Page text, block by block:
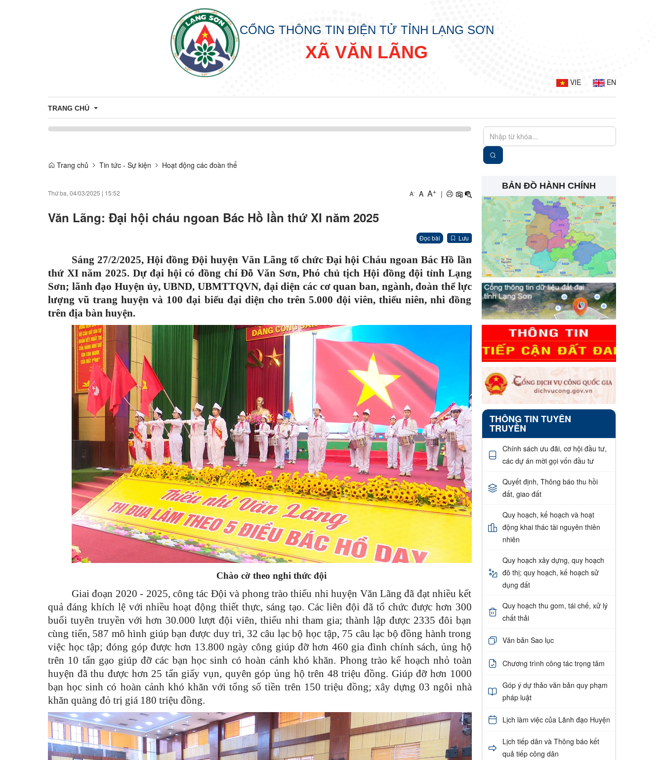
CỔNG THÔNG TIN ĐIỆN TỬ TỈNH LẠNG SƠN
XÃ VĂN LÃNG
VIE EN
TRANG CHỦ
THỦ TỤC HÀNH CHÍNH
CÔNG KHAI DANH MỤC THỦ TỤC HÀNH CHÍNH CẤP XÃ
Trang chủ Tin tức - Sự kiện Hoạt động các đoàn thể
Thứ ba, 04/03/2025 | 15:52 A- A A+ |
Văn Lãng: Đại hội cháu ngoan Bác Hồ lần thứ XI năm 2025
Đọc bài Lưu
Sáng 27/2/2025, Hội đồng Đội huyện Văn Lãng tổ chức Đại hội Cháu ngoan Bác Hồ lần
thứ XI năm 2025. Dự đại hội có đồng chí Đỗ Văn Sơn, Phó chủ tịch Hội đồng đội tỉnh Lạng
Sơn; lãnh đạo Huyện ủy, UBND, UBMTTQVN, đại diện các cơ quan ban, ngành, đoàn thể lực
lượng vũ trang huyện và 100 đại biểu đại diện cho trên 5.000 đội viên, thiếu niên, nhi đồng
trên địa bàn huyện.
Chào cờ theo nghi thức đội
Giai đoạn 2020 - 2025, công tác Đội và phong trào thiếu nhi huyện Văn Lãng đã đạt nhiều kết
quả đáng khích lệ với nhiều hoạt động thiết thực, sáng tạo. Các liên đội đã tổ chức được hơn 300
buổi tuyên truyền với hơn 30.000 lượt đội viên, thiếu nhi tham gia; thành lập được 2335 đôi bạn
cùng tiến, 587 mô hình giúp bạn được duy trì, 32 câu lạc bộ học tập, 75 câu lạc bộ đồng hành trong
việc học tập; đóng góp được hơn 13.800 ngày công giúp đỡ hơn 460 gia đình chính sách, ủng hộ
trên 10 tấn gạo giúp đỡ các bạn học sinh có hoàn cảnh khó khăn. Phong trào kế hoạch nhỏ toàn
huyện đã thu được hơn 25 tấn giấy vụn, quyên góp ủng hộ trên 48 triệu đồng. Giúp đỡ hơn 1000
bạn học sinh có hoàn cảnh khó khăn với tổng số tiền trên 150 triệu đồng; xây dựng 03 ngôi nhà
khăn quàng đỏ trị giá 180 triệu đồng.
BẢN ĐỒ HÀNH CHÍNH
THÔNG TIN TUYÊN
TRUYỀN
Chính sách ưu đãi, cơ hội đầu tư,
các dự án mời gọi vốn đầu tư
Quyết định, Thông báo thu hồi
đất, giao đất
Quy hoạch, kế hoạch và hoạt
động khai thác tài nguyên thiên
nhiên
Quy hoạch xây dựng, quy hoạch
đô thị; quy hoạch, kế hoạch sử
dụng đất
Quy hoạch thu gom, tái chế, xử lý
chất thải
Văn bản Sao lục
Chương trình công tác trọng tâm
Góp ý dự thảo văn bản quy phạm
pháp luật
Lịch làm việc của Lãnh đạo Huyện
Lịch tiếp dân và Thông báo kết
quả tiếp công dân